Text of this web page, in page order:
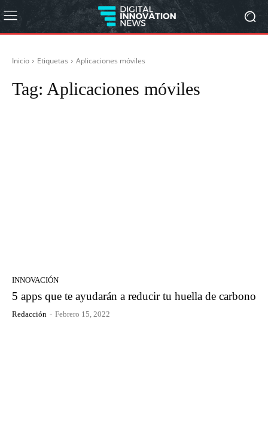
Inicio Etiquetas Aplicaciones móviles
Tag: Aplicaciones móviles
INNOVACIÓN
5 apps que te ayudarán a reducir tu huella de carbono
Redacción - Febrero 15, 2022